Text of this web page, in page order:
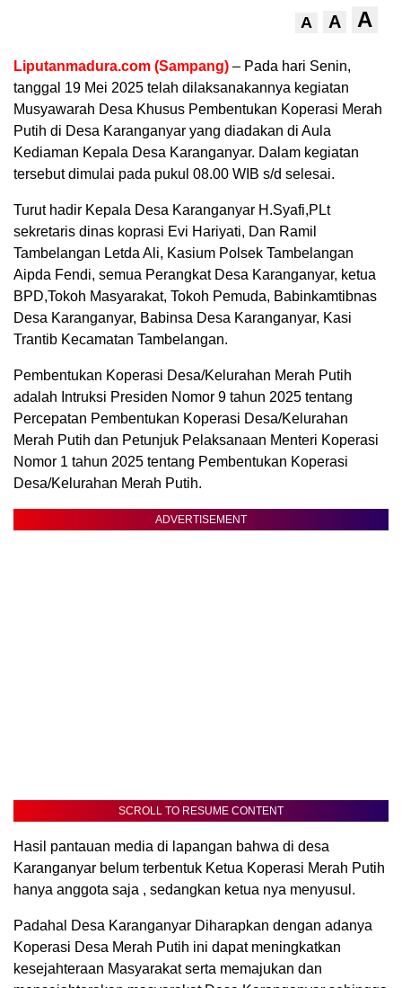
A A A
Liputanmadura.com (Sampang) – Pada hari Senin,
tanggal 19 Mei 2025 telah dilaksanakannya kegiatan
Musyawarah Desa Khusus Pembentukan Koperasi Merah
Putih di Desa Karanganyar yang diadakan di Aula
Kediaman Kepala Desa Karanganyar. Dalam kegiatan
tersebut dimulai pada pukul 08.00 WIB s/d selesai.
Turut hadir Kepala Desa Karanganyar H.Syafi,PLt
sekretaris dinas koprasi Evi Hariyati, Dan Ramil
Tambelangan Letda Ali, Kasium Polsek Tambelangan
Aipda Fendi, semua Perangkat Desa Karanganyar, ketua
BPD,Tokoh Masyarakat, Tokoh Pemuda, Babinkamtibnas
Desa Karanganyar, Babinsa Desa Karanganyar, Kasi
Trantib Kecamatan Tambelangan.
Pembentukan Koperasi Desa/Kelurahan Merah Putih
adalah Intruksi Presiden Nomor 9 tahun 2025 tentang
Percepatan Pembentukan Koperasi Desa/Kelurahan
Merah Putih dan Petunjuk Pelaksanaan Menteri Koperasi
Nomor 1 tahun 2025 tentang Pembentukan Koperasi
Desa/Kelurahan Merah Putih.
ADVERTISEMENT
SCROLL TO RESUME CONTENT
Hasil pantauan media di lapangan bahwa di desa
Karanganyar belum terbentuk Ketua Koperasi Merah Putih
hanya anggota saja , sedangkan ketua nya menyusul.
Padahal Desa Karanganyar Diharapkan dengan adanya
Koperasi Desa Merah Putih ini dapat meningkatkan
kesejahteraan Masyarakat serta memajukan dan